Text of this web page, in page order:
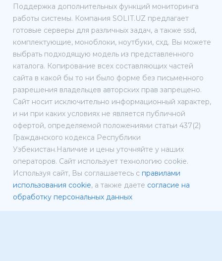
Поддержка дополнительных функций мониторинга
работы системы. Компания SOLIT.UZ предлагает
готовые серверы для различных задач, а также ssd,
комплектующие, моноблоки, ноутбуки, схд. Вы можете
выбрать подходящую модель из представленного
каталога. Копирование всех составляющих частей
сайта в какой бы то ни было форме без письменного
разрешения владельцев авторских прав запрещено.
Сайт носит исключительно информационный характер,
и ни при каких условиях не является публичной
офертой, определяемой положениями статьи 437(2)
Гражданского кодекса Республики
Узбекистан.Наличие и цены уточняйте у наших
операторов. Сайт использует технологию cookie.
Используя сайт, Вы соглашаетесь с правилами
использования cookie, а также даете согласие на
обработку персональных данных